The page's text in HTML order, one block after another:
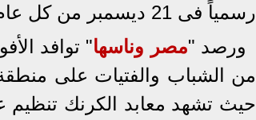
رسمياً فى 21 ديسمبر من كل عام.
ورصد "مصر وناسها" توافد
من الشباب والفتيات على
حيث تشهد معابد الكرنك تنظيم